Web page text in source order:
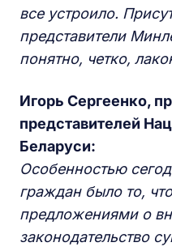
все устроило.
представители
понятно, четко,
Игорь Сергеенко,
представителей
Беларуси:
Особенностью
граждан было то,
предложениями о
законодательство